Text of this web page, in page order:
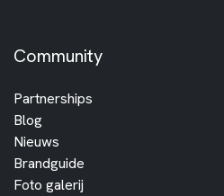
Community
Partnerships
Blog
Nieuws
Brandguide
Foto galerij